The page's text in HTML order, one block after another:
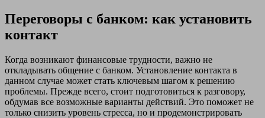
Переговоры с банком: как установить
контакт
Когда возникают финансовые трудности, важно не
откладывать общение с банком. Установление контакта в
данном случае может стать ключевым шагом к решению
проблемы. Прежде всего, стоит подготовиться к разговору,
обдумав все возможные варианты действий. Это поможет не
только снизить уровень стресса, но и продемонстрировать